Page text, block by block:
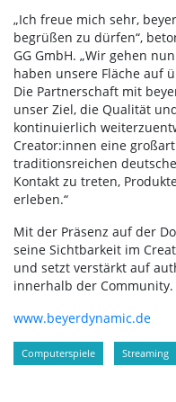
„Ich freue mich sehr,
begrüßen zu dürfen“,
GG GmbH. „Wir gehen
haben unsere Fläche auf
Die Partnerschaft mit
unser Ziel, die Qualität
kontinuierlich
Creator:innen eine
traditionsreichen
Kontakt zu treten,
erleben.“
Mit der Präsenz auf der
seine Sichtbarkeit im
und setzt verstärkt auf
innerhalb der Community.
www.beyerdynamic.de
Computerspiele Streaming